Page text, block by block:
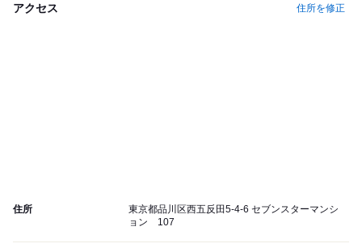
アクセス 住所を修正
住所
東京都品川区西五反田5-4-6 セブンスターマンシ
ョン 107